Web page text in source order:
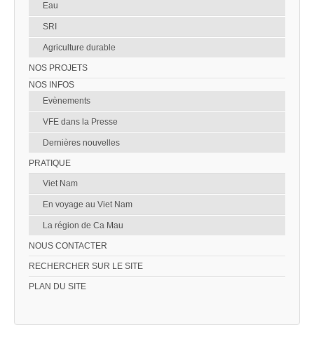
Eau
SRI
Agriculture durable
NOS PROJETS
NOS INFOS
Evènements
VFE dans la Presse
Dernières nouvelles
PRATIQUE
Viet Nam
En voyage au Viet Nam
La région de Ca Mau
NOUS CONTACTER
RECHERCHER SUR LE SITE
PLAN DU SITE